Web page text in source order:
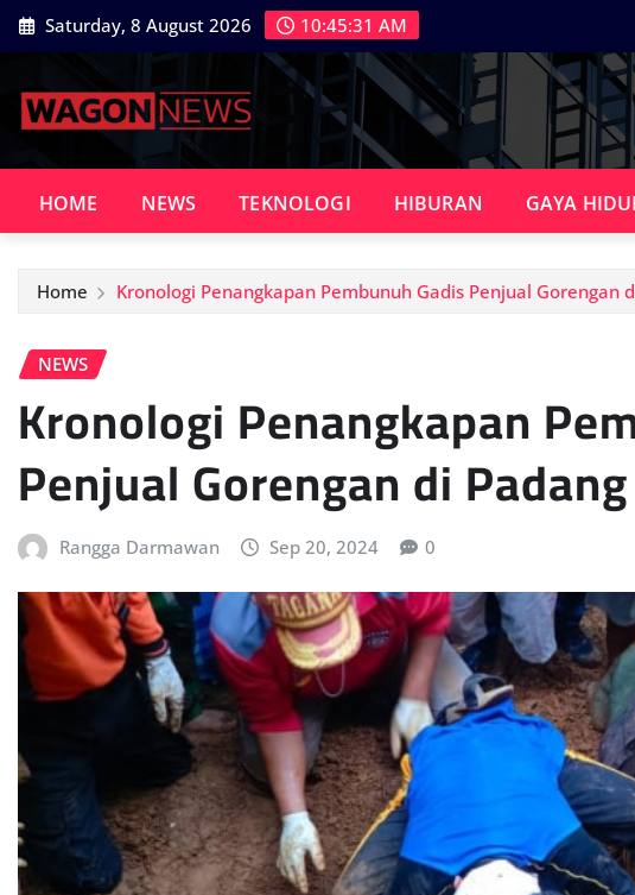
Skip
to
Saturday, 8 August 2026 10:45:33 AM
HOME NEWS TEKNOLOGI HIBURAN GAYA
Home Kronologi Penangkapan Pembunuh Gadis Penjual Gorengan
NEWS
Kronologi Penangkapan
Penjual Gorengan di
Rangga Darmawan Sep 20, 2024 0